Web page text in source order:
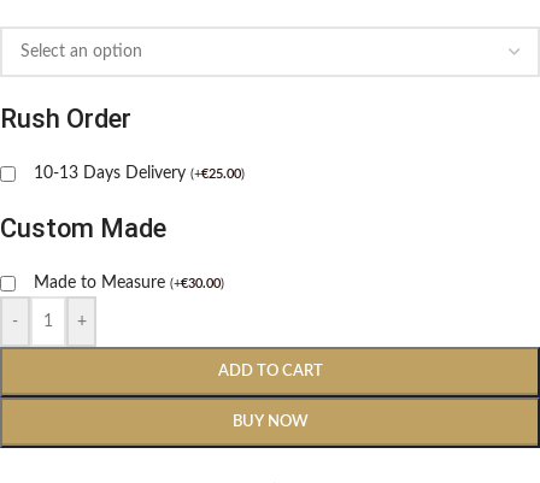
Rush Order
10-13 Days Delivery (+€25.00)
Custom Made
Made to Measure (+€30.00)
- +
ADD TO CART
BUY NOW